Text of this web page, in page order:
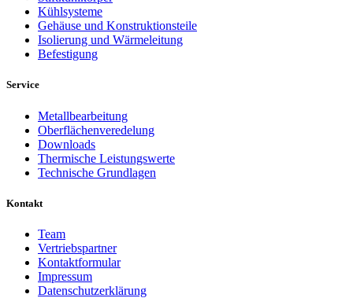
Kühlsysteme
Gehäuse und Konstruktionsteile
Isolierung und Wärmeleitung
Befestigung
Service
Metallbearbeitung
Oberflächenveredelung
Downloads
Thermische Leistungswerte
Technische Grundlagen
Kontakt
Team
Vertriebspartner
Kontaktformular
Impressum
Datenschutzerklärung